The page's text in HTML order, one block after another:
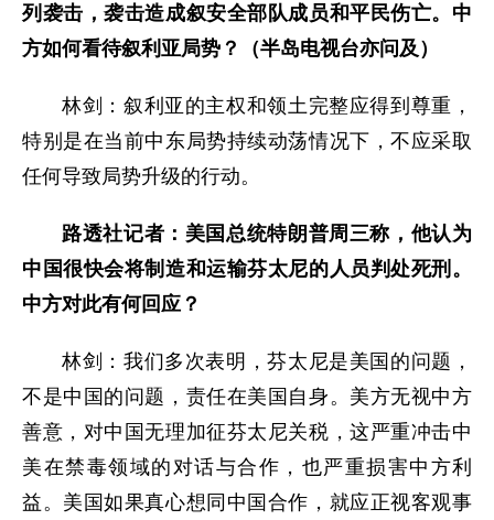
列袭击，袭击造成叙安全部队成员和平民伤亡。中
方如何看待叙利亚局势？（半岛电视台亦问及）
林剑：叙利亚的主权和领土完整应得到尊重，
特别是在当前中东局势持续动荡情况下，不应采取
任何导致局势升级的行动。
路透社记者：美国总统特朗普周三称，他认为
中国很快会将制造和运输芬太尼的人员判处死刑。
中方对此有何回应？
林剑：我们多次表明，芬太尼是美国的问题，
不是中国的问题，责任在美国自身。美方无视中方
善意，对中国无理加征芬太尼关税，这严重冲击中
美在禁毒领域的对话与合作，也严重损害中方利
益。美国如果真心想同中国合作，就应正视客观事